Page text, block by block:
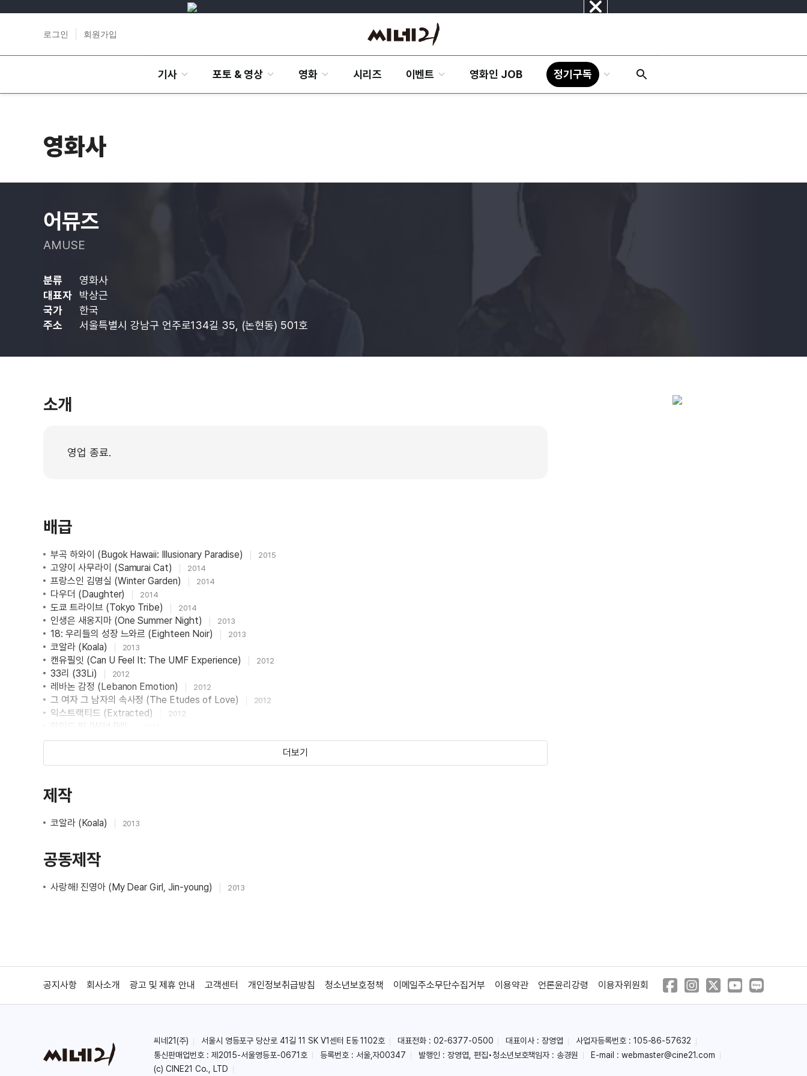
닫
로그인 회원가입
기사 포토 & 영상 영화 시리즈 이벤트 영화인 JOB 정기구독
영화사
어뮤즈
AMUSE
분류
영화사
대표자
박상근
국가
한국
주소
서울특별시 강남구 언주로134길 35, (논현동) 501호
소개
영업 종료.
배급
부곡 하와이 (Bugok Hawaii: Illusionary Paradise) 2015
고양이 사무라이 (Samurai Cat) 2014
프랑스인 김명실 (Winter Garden) 2014
다우더 (Daughter) 2014
도쿄 트라이브 (Tokyo Tribe) 2014
인생은 새옹지마 (One Summer Night) 2013
18: 우리들의 성장 느와르 (Eighteen Noir) 2013
코알라 (Koala) 2013
캔유필잇 (Can U Feel It: The UMF Experience) 2012
33리 (33Li) 2012
레바논 감정 (Lebanon Emotion) 2012
그 여자 그 남자의 속사정 (The Etudes of Love) 2012
익스트랙티드 (Extracted) 2012
와일드 빌 (Wild Bill)
악인은 너무 많다 (Too Many Villains) 2011
우쿨렐레 사랑모임 (Ukulele Love Together) 2011
훈장과 악동들 (The Teacher and the Naughty)
오하이오 삿포로 (Ohayo Sapporo)
다슬이 (Lovable) 2011
미드나잇 선 (Midnight Son)
버디 (Iep! Eep!)
더보기
제작
코알라 (Koala) 2013
공동제작
사랑해! 진영아 (My Dear Girl, Jin-young) 2013
공지사항 회사소개 광고 및 제휴 안내 고객센터 개인정보취급방침 청소년보호정책 이메일주소무단수집거부 이용약관 언론윤리강령 이용자위원회
씨네21(주) 서울시 영등포구 당산로 41길 11 SK V1센터 E동 1102호 대표전화 : 02-6377-0500 대표이사 : 장영엽
사업자등록번호 : 105-86-57632
통신판매업번호 : 제2015-서울영등포-0671호
등록번호 : 서울,자00347 발행인 : 장영엽, 편집•청소년보호책임자 : 송경원 E-mail : webmaster@cine21.com
(c) CINE21 Co., LTD